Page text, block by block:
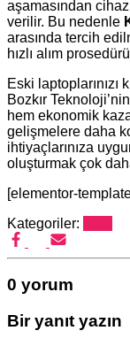
aşamasından
verilir. Bu nedenle
arasında tercih
hızlı alım
Eski laptoplarınızı
Bozkır
hem ekonomik
gelişmelere daha
ihtiyaçlarınıza
oluşturmak çok
[elementor-
Kategoriler:
0 yorum
Bir yanıt yazın